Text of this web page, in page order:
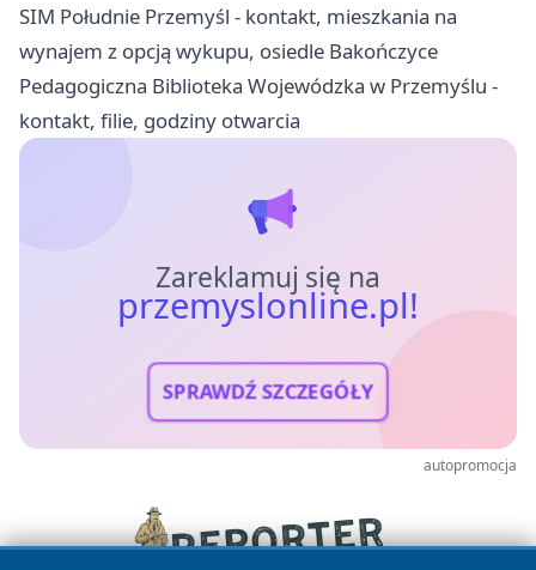
SIM Południe Przemyśl - kontakt, mieszkania na
wynajem z opcją wykupu, osiedle Bakończyce
Pedagogiczna Biblioteka Wojewódzka w Przemyślu -
kontakt, filie, godziny otwarcia
Zareklamuj się na
przemyslonline.pl!
SPRAWDŹ SZCZEGÓŁY
autopromocja